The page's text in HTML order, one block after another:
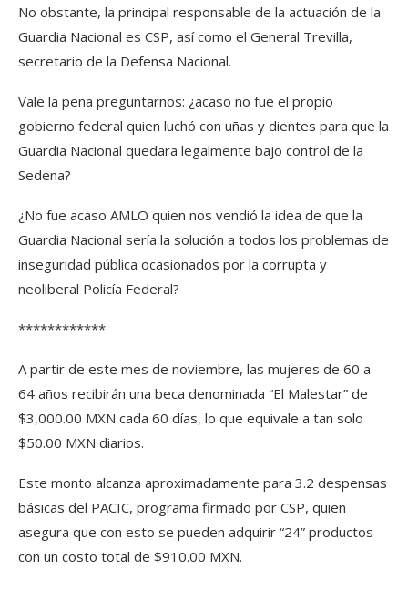
No obstante, la principal responsable de la actuación de la
Guardia Nacional es CSP, así como el General Trevilla,
secretario de la Defensa Nacional.
Vale la pena preguntarnos: ¿acaso no fue el propio
gobierno federal quien luchó con uñas y dientes para que la
Guardia Nacional quedara legalmente bajo control de la
Sedena?
¿No fue acaso AMLO quien nos vendió la idea de que la
Guardia Nacional sería la solución a todos los problemas de
inseguridad pública ocasionados por la corrupta y
neoliberal Policía Federal?
************
A partir de este mes de noviembre, las mujeres de 60 a
64 años recibirán una beca denominada “El Malestar” de
$3,000.00 MXN cada 60 días, lo que equivale a tan solo
$50.00 MXN diarios.
Este monto alcanza aproximadamente para 3.2 despensas
básicas del PACIC, programa firmado por CSP, quien
asegura que con esto se pueden adquirir “24” productos
con un costo total de $910.00 MXN.